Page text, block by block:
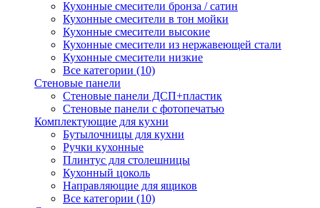
Кухонные смесители бронза / сатин
Кухонные смесители в тон мойки
Кухонные смесители высокие
Кухонные смесители из нержавеющей стали
Кухонные смесители низкие
Все категории (10)
Стеновые панели
Стеновые панели ДСП+пластик
Стеновые панели с фотопечатью
Комплектующие для кухни
Бутылочницы для кухни
Ручки кухонные
Плинтус для столешницы
Кухонный цоколь
Направляющие для ящиков
Все категории (10)